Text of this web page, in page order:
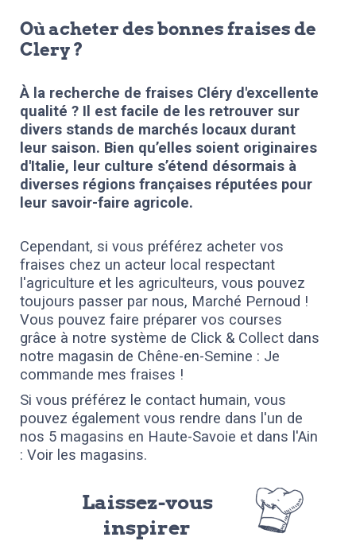
Où acheter des bonnes fraises de
Clery ?
À la recherche de fraises Cléry d'excellente
qualité ? Il est facile de les retrouver sur
divers stands de marchés locaux durant
leur saison. Bien qu’elles soient originaires
d'Italie, leur culture s’étend désormais à
diverses régions françaises réputées pour
leur savoir-faire agricole.
Cependant, si vous préférez acheter vos
fraises chez un acteur local respectant
l'agriculture et les agriculteurs, vous pouvez
toujours passer par nous, Marché Pernoud !
Vous pouvez faire préparer vos courses
grâce à notre système de Click & Collect dans
notre magasin de Chêne-en-Semine : Je
commande mes fraises !
Si vous préférez le contact humain, vous
pouvez également vous rendre dans l'un de
nos 5 magasins en Haute-Savoie et dans l'Ain
: Voir les magasins.
Laissez-vous
inspirer